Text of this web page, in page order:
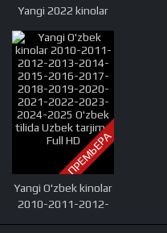
Yangi 2022 kinolar
ПРЕМЬЕРА
Yangi O'zbek kinolar
2010-2011-2012-